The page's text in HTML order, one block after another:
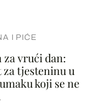
I PIĆE
za vrući dan:
za tjesteninu u
koji se ne